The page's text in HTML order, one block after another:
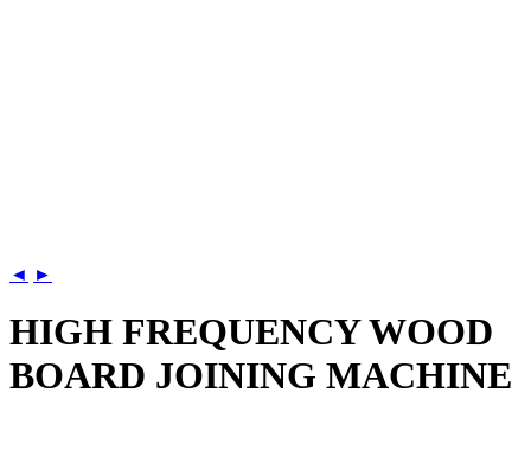
◄ ►
HIGH FREQUENCY WOOD
BOARD JOINING MACHINE